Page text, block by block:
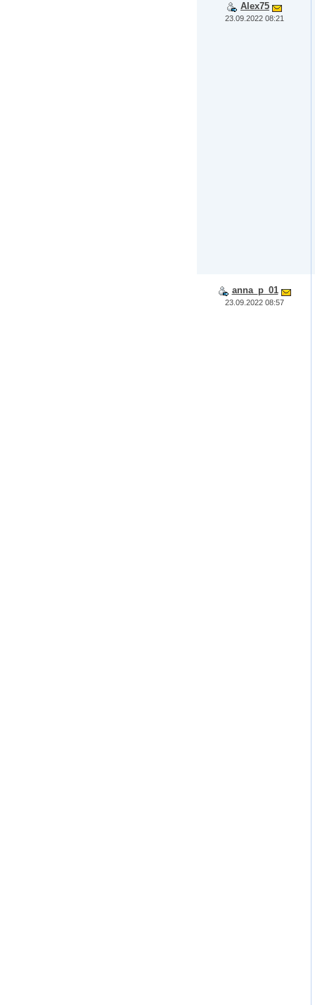
Alex75
23.09.2022 08:21
anna_p_01
23.09.2022 08:57